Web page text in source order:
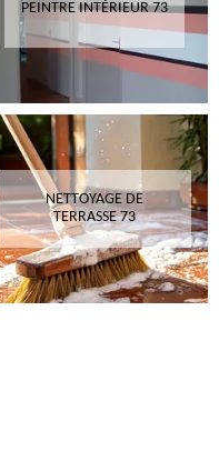
PEINTRE INTÉRIEUR 73
NETTOYAGE DE
TERRASSE 73